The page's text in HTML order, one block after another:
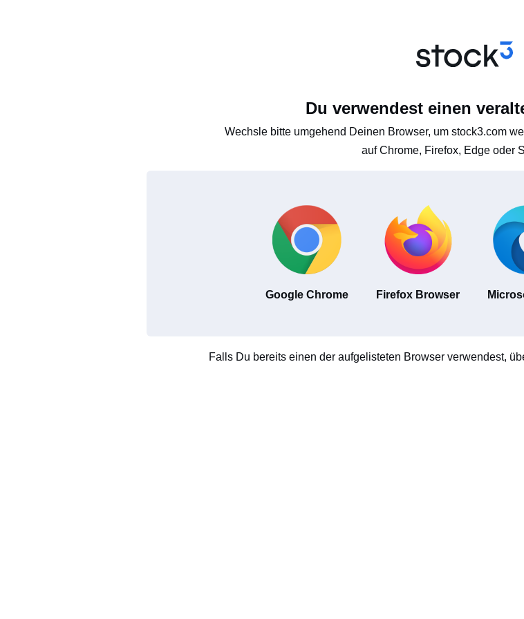
Du verwendest einen
Wechsle bitte umgehend Deinen Browser, um stock3.com
auf Chrome, Firefox, Edge oder
Google Chrome Firefox Browser
Falls Du bereits einen der aufgelisteten Browser verwendest,